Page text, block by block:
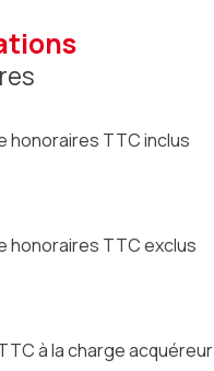
honoraires TTC inclus
honoraires TTC exclus
à la charge acquéreur